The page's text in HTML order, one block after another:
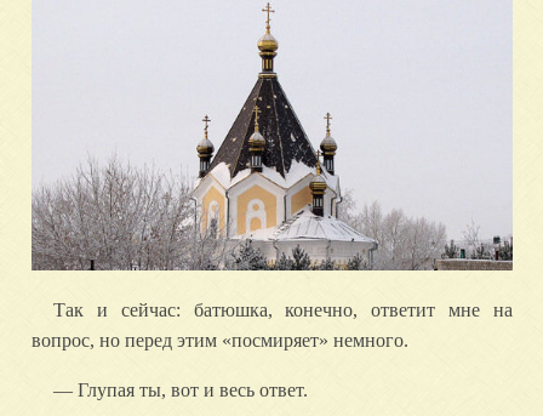
Так и сейчас: батюшка, конечно, ответит мне на
вопрос, но перед этим «посмиряет» немного.
— Глупая ты, вот и весь ответ.